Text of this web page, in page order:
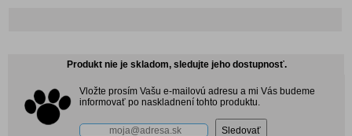
Produkt nie je skladom, sledujte jeho dostupnosť.
Vložte prosím Vašu e-mailovú adresu a mi Vás budeme
informovať po naskladnení tohto produktu.